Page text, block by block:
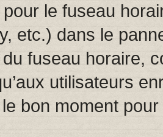
le fuseau
etc.) dans le
fuseau horaire,
utilisateurs
le bon moment